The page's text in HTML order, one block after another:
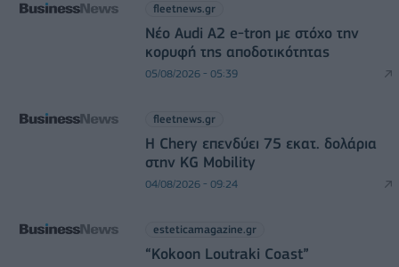
fleetnews.gr
Νέο Audi A2 e-tron με στόχο την
κορυφή της αποδοτικότητας
05/08/2026 - 05:39
fleetnews.gr
Η Chery επενδύει 75 εκατ. δολάρια
στην KG Mobility
04/08/2026 - 09:24
esteticamagazine.gr
“Kokoon Loutraki Coast”